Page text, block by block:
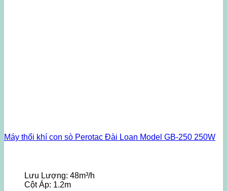
Máy thổi khí con sò Perotac Đài Loan Model GB-250 250W
Lưu Lượng: 48m³/h
Cột Áp: 1.2m